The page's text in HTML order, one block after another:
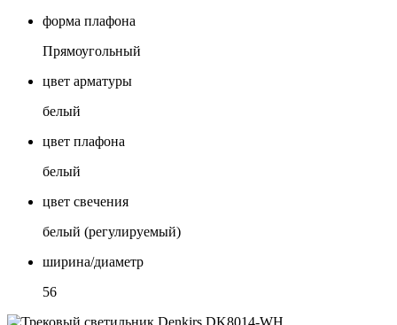
форма плафона
Прямоугольный
цвет арматуры
белый
цвет плафона
белый
цвет свечения
белый (регулируемый)
ширина/диаметр
56